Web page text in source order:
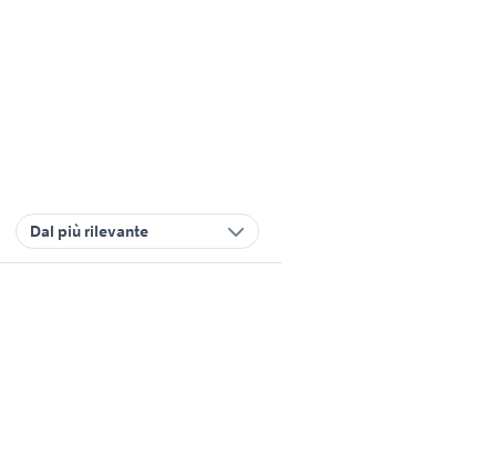
Dal più rilevante